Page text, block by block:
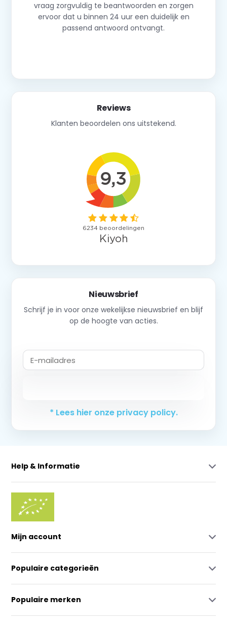
vraag zorgvuldig te beantwoorden en zorgen
ervoor dat u binnen 24 uur een duidelijk en
passend antwoord ontvangt.
Reviews
Klanten beoordelen ons uitstekend.
Nieuwsbrief
Schrijf je in voor onze wekelijkse nieuwsbrief en blijf
op de hoogte van acties.
* Lees hier onze privacy policy.
Help & Informatie
Mijn account
Populaire categorieën
Populaire merken